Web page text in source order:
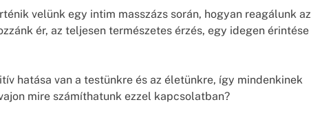
velünk egy intim masszázs során, hogyan reagálunk az
ér, az teljesen természetes érzés, egy idegen érintése
hatása van a testünkre és az életünkre, így mindenkinek
mire számíthatunk ezzel kapcsolatban?